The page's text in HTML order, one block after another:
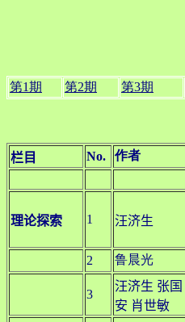
第1期
第2期 第3期
栏目 No. 作者
理论探索 1 汪济生
2 鲁晨光
3
汪济生 张国
安 肖世敏